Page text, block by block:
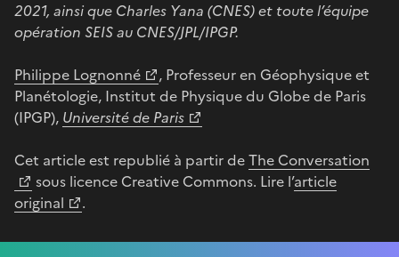
2021, ainsi que Charles Yana (CNES) et toute l’équipe
opération SEIS au CNES/JPL/IPGP.
Philippe Lognonné
, Professeur en Géophysique et
Planétologie, Institut de Physique du Globe de Paris
(IPGP), Université de Paris
Cet article est republié à partir deThe Conversation
sous licence Creative Commons. Lire l’article
original
.